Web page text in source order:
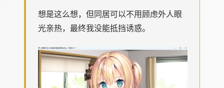
想是这么想，但同居可以不用顾虑外人眼
光亲热，最终我没能抵挡诱惑。